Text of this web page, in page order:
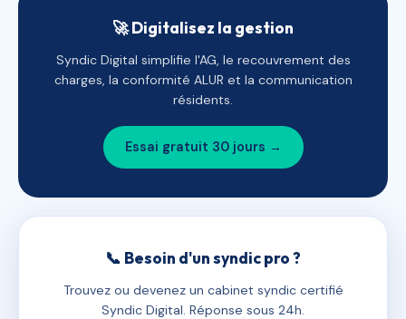
🚀 Digitalisez la gestion
Syndic Digital simplifie l'AG, le recouvrement des
charges, la conformité ALUR et la communication
résidents.
Essai gratuit 30 jours →
📞 Besoin d'un syndic pro ?
Trouvez ou devenez un cabinet syndic certifié
Syndic Digital. Réponse sous 24h.